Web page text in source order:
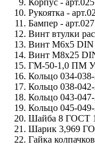
Рукоятка -
Бампер -
Винт втулки
Винт М6х5 DIN
Винт М8х25
ГМ-50-1,0 ПМ
Кольцо 034-
Кольцо 038-
Кольцо 043-
Кольцо 045-
Шайба 8 ГОСТ
Шарик 3,969
Гайка